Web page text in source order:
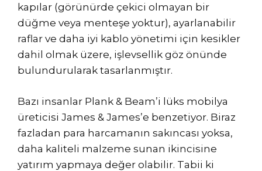
kapılar (görünürde çekici olmayan bir
düğme veya menteşe yoktur), ayarlanabilir
raflar ve daha iyi kablo yönetimi için kesikler
dahil olmak üzere, işlevsellik göz önünde
bulundurularak tasarlanmıştır.
Bazı insanlar Plank & Beam’i lüks mobilya
üreticisi James & James’e benzetiyor. Biraz
fazladan para harcamanın sakıncası yoksa,
daha kaliteli malzeme sunan ikincisine
yatırım yapmaya değer olabilir. Tabii ki